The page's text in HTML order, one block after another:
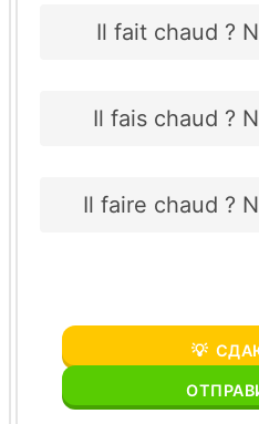
Il fait chaud ?
Il fais chaud ?
Il faire chaud ?
💡